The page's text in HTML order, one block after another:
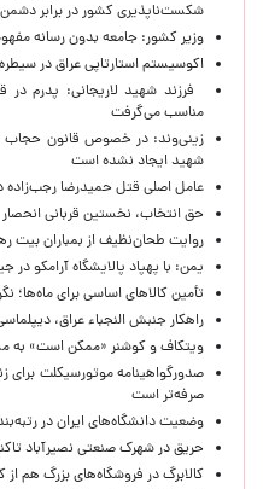
شکست‌ناپذیری کشور در برابر دشمن
وزیر کشور: جامعه بدون رسانه
اکوسیستم استارتاپی عراق در
فرزند شهید لاریجانی: پدرم
مناسب می‌گرفت
زینی‌وند: در خصوص قانون حجاب
شهید ایجاد نشده است
عامل اصلی قتل حمیدرضا رجب‌زاده
حق انتخاب، نخستین قربانی انحصار
روایت طحان‌نظیف از بمباران بیت رهبری
یمن: با پهپاد پالایشگاه آرامکو در
تأمین کالاهای اساسی برای ماه‌ها؛
راهکار جنبش النجباء عراق،
ویتکاف و کوشنر «ممکن است» به
صدورگواهینامه موتورسیکلت برای
صرفه‌تر است
وضعیت دانشگاه‌های ایران در
حریق در شهرک صنعتی نصیرآباد تاکنون ۴ مصدوم
کالابرگ در فروشگاه‌های بزرگ هم از